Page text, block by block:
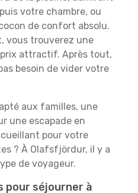
votre chambre, ou
de confort absolu.
vous trouverez une
attractif. Après tout,
besoin de vider votre
aux familles, une
une escapade en
pour votre
? À Olafsfjördur, il y a
de voyageur.
pour séjourner à